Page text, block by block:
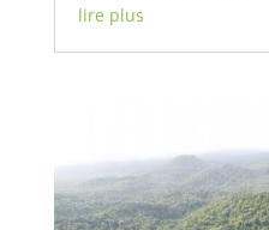
lire plus